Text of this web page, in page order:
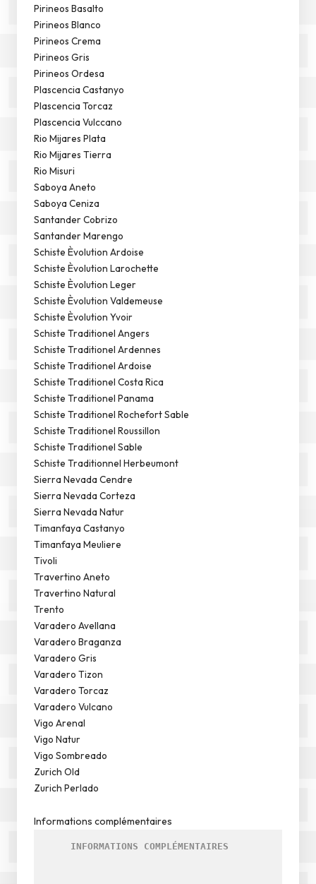
Pirineos Basalto
Pirineos Blanco
Pirineos Crema
Pirineos Gris
Pirineos Ordesa
Plascencia Castanyo
Plascencia Torcaz
Plascencia Vulccano
Rio Mijares Plata
Rio Mijares Tierra
Rio Misuri
Saboya Aneto
Saboya Ceniza
Santander Cobrizo
Santander Marengo
Schiste Èvolution Ardoise
Schiste Èvolution Larochette
Schiste Èvolution Leger
Schiste Èvolution Valdemeuse
Schiste Èvolution Yvoir
Schiste Traditionel Angers
Schiste Traditionel Ardennes
Schiste Traditionel Ardoise
Schiste Traditionel Costa Rica
Schiste Traditionel Panama
Schiste Traditionel Rochefort Sable
Schiste Traditionel Roussillon
Schiste Traditionel Sable
Schiste Traditionnel Herbeumont
Sierra Nevada Cendre
Sierra Nevada Corteza
Sierra Nevada Natur
Timanfaya Castanyo
Timanfaya Meuliere
Tivoli
Travertino Aneto
Travertino Natural
Trento
Varadero Avellana
Varadero Braganza
Varadero Gris
Varadero Tizon
Varadero Torcaz
Varadero Vulcano
Vigo Arenal
Vigo Natur
Vigo Sombreado
Zurich Old
Zurich Perlado
Informations complémentaires